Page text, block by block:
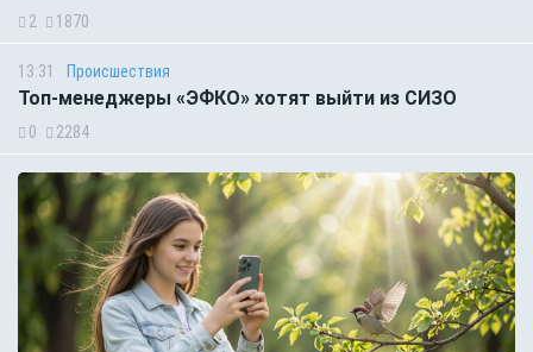
2 1870
13:31 Происшествия
Топ-менеджеры «ЭФКО» хотят выйти из СИЗО
0 2284